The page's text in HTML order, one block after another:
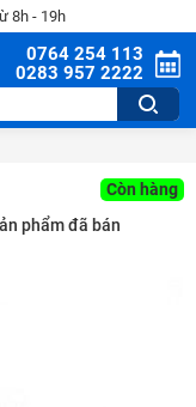
8h - 19h
0764 254 113
0283 957 2222
Còn hàng
phẩm đã bán